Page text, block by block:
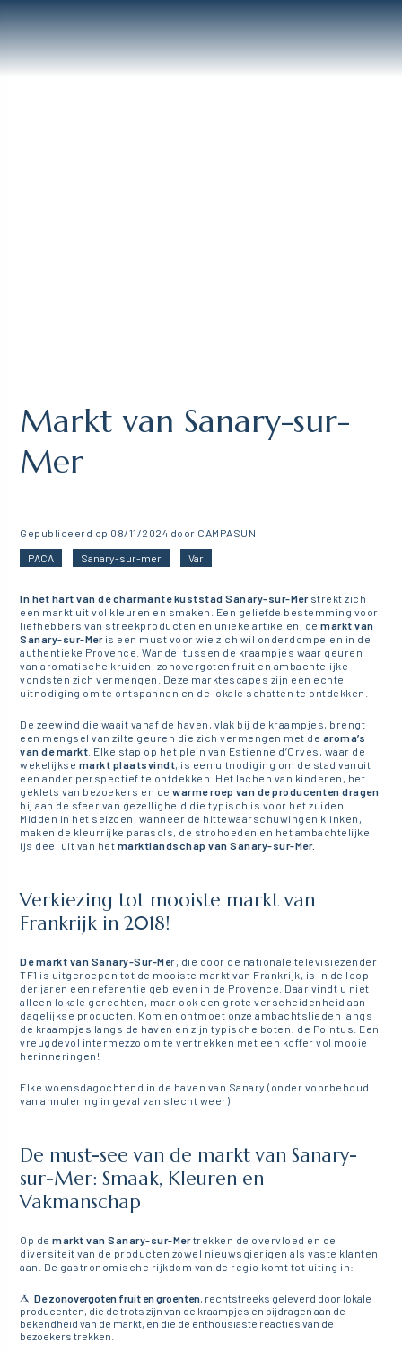
Markt van Sanary-sur-
Mer
Gepubliceerd op 08/11/2024 door CAMPASUN
PACA
Sanary-sur-mer Var
In het hart van de charmante kuststad Sanary-sur-Merstrekt zich
een markt uit vol kleuren en smaken. Een geliefde bestemming voor
liefhebbers van streekproducten en unieke artikelen, demarkt van
Sanary-sur-Meris een must voor wie zich wil onderdompelen in de
authentieke Provence. Wandel tussen de kraampjes waar geuren
van aromatische kruiden, zonovergoten fruit en ambachtelijke
vondsten zich vermengen. Deze marktescapes zijn een echte
uitnodiging om te ontspannen en de lokale schatten te ontdekken.
De zeewind die waait vanaf de haven, vlak bij de kraampjes, brengt
een mengsel van zilte geuren die zich vermengen met de aroma’s
van de markt . Elke stap op het plein van Estienne d’Orves, waar de
wekelijkse markt plaatsvindt, is een uitnodiging om de stad vanuit
een ander perspectief te ontdekken. Het lachen van kinderen, het
geklets van bezoekers en dewarme roep van de producenten dragen
bij aan de sfeer van gezelligheid die typisch is voor het zuiden.
Midden in het seizoen, wanneer de hittewaarschuwingen klinken,
maken de kleurrijke parasols, de strohoeden en het ambachtelijke
ijs deel uit van het marktlandschap van Sanary-sur-Mer.
Verkiezing tot mooiste markt van
Frankrijk in 2018!
De markt van Sanary-Sur-Mer, die door de nationale televisiezender
TF1 is uitgeroepen tot de mooiste markt van Frankrijk, is in de loop
der jaren een referentie gebleven in de Provence. Daar vindt u niet
alleen lokale gerechten, maar ook een grote verscheidenheid aan
dagelijkse producten. Kom en ontmoet onze ambachtslieden langs
de kraampjes langs de haven en zijn typische boten: de Pointus. Een
vreugdevol intermezzo om te vertrekken met een koffer vol mooie
herinneringen!
Elke woensdagochtend in de haven van Sanary (onder voorbehoud
van annulering in geval van slecht weer)
De must-see van de markt van Sanary-
sur-Mer: Smaak, Kleuren en
Vakmanschap
Op de markt van Sanary-sur-Mertrekken de overvloed en de
diversiteit van de producten zowel nieuwsgierigen als vaste klanten
aan. De gastronomische rijkdom van de regio komt tot uiting in:
De zonovergoten fruit en groenten, rechtstreeks geleverd door lokale
producenten, die de trots zijn van de kraampjes en bijdragen aan de
bekendheid van de markt, en die de enthousiaste reacties van de
bezoekers trekken.